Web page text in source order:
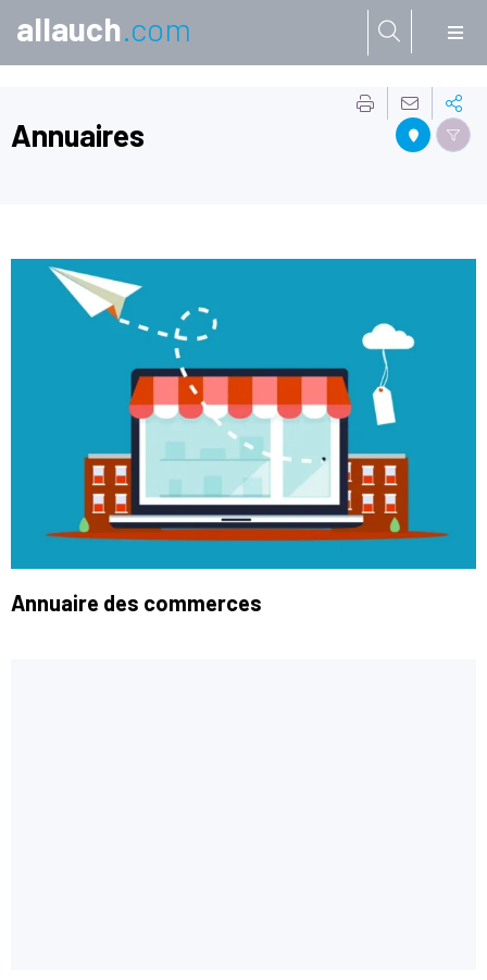
allauch.com
Annuaires
Annuaire des commerces